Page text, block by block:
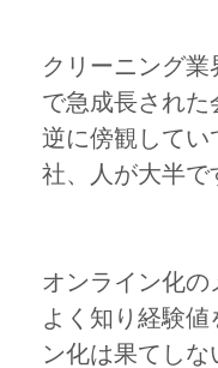
クリーニング
で急成長された
逆に傍観してい
社、人が大半で
オンライン化の
よく知り経験
ン化は果てしな